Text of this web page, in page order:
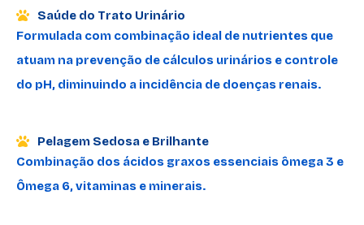
Saúde do Trato Urinário
Formulada com combinação ideal de nutrientes que
atuam na prevenção de cálculos urinários e controle
do pH, diminuindo a incidência de doenças renais.
Pelagem Sedosa e Brilhante
Combinação dos ácidos graxos essenciais ômega 3 e
Ômega 6, vitaminas e minerais.